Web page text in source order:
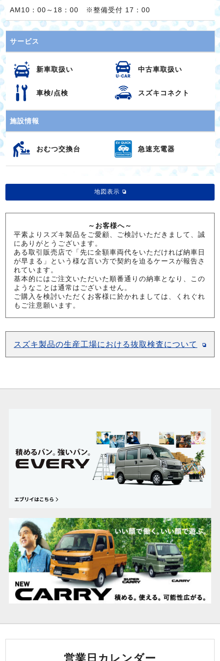
AM10：00～18：00 ※整備受付 17：00
サービス
新車取扱い 中古車取扱い
車検/点検 スズキコネクト
施設情報
おむつ交換台 急速充電器
地図表示
～お客様へ～
平素よりスズキ製品をご愛顧、ご検討いただきまして、誠
にありがとうございます。
ある取引販売店で「先に全額車両代をいただければ納車日
が早まる」という様な言い方で契約を迫るケースが報告さ
れています。
基本的にはご注文いただいた順番通りの納車となり、この
ようなことは通常はございません。
ご購入を検討いただくお客様に於かれましては、くれぐれ
もご注意願います。
スズキ製品の生産工場における抜取検査について
営業日カレンダー